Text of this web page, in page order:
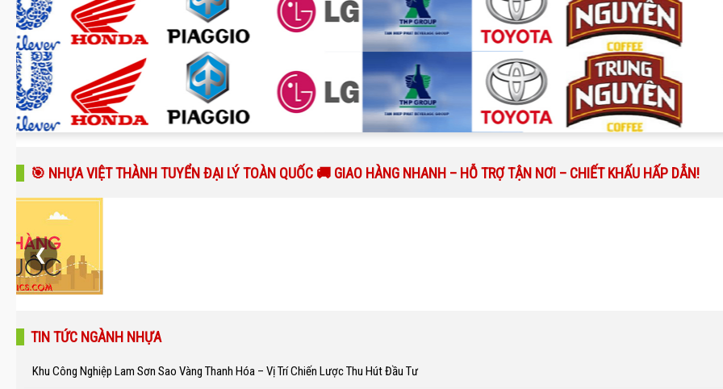
🎯 NHỰA VIỆT THÀNH TUYỂN ĐẠI LÝ TOÀN QUỐC 🚚 GIAO HÀNG NHANH – HỖ TRỢ TẬN NƠI – CHIẾT KHẤU HẤP DẪN!
❮
TIN TỨC NGÀNH NHỰA
Khu Công Nghiệp Lam Sơn Sao Vàng Thanh Hóa – Vị Trí Chiến Lược Thu Hút Đầu Tư